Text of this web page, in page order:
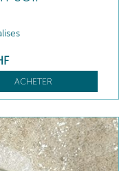
ACHETER